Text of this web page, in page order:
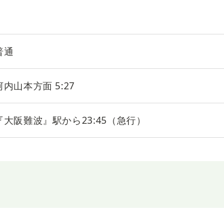
通
内山本方面 5:27
『大阪難波』駅から23:45（急行）